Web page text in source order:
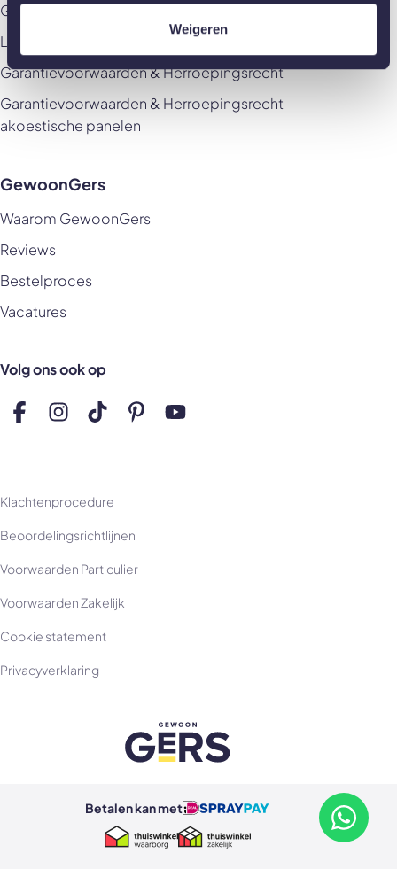
Weigeren
GewoonZeker
Levering & betaling
Garantievoorwaarden & Herroepingsrecht
Garantievoorwaarden & Herroepingsrecht
akoestische panelen
GewoonGers
Waarom GewoonGers
Reviews
Bestelproces
Vacatures
Volg ons ook op
Volg ons op Facebook
Volg ons op Instagram
Volg ons op TikTok
Volg ons op Pinterest
Volg ons op YouTube
Neem
Klachtenprocedure
Beoordelingsrichtlijnen
Voorwaarden Particulier
Voorwaarden Zakelijk
Cookie statement
Privacyverklaring
Betalen kan metBetalen kan met ideal
Betalen kan met spraypay
Thuiswinkel WaarborgThuiswinkel Zakelijk